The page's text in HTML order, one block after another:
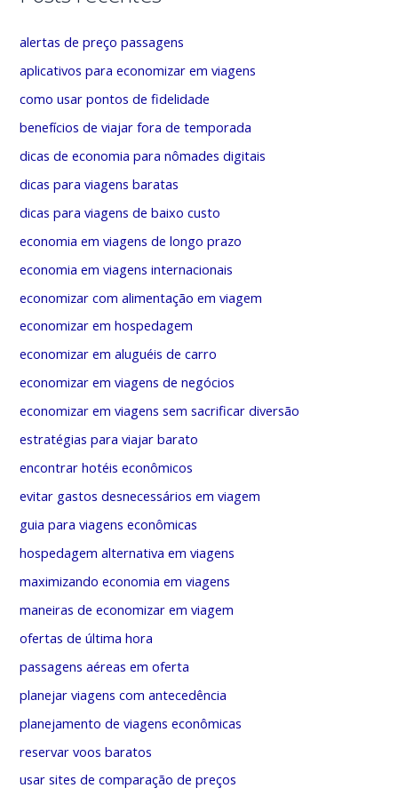
p
o
r
:
g
s
alertas de preço passagens
aplicativos para economizar em viagens
como usar pontos de fidelidade
benefícios de viajar fora de temporada
dicas de economia para nômades digitais
dicas para viagens baratas
dicas para viagens de baixo custo
economia em viagens de longo prazo
economia em viagens internacionais
economizar com alimentação em viagem
economizar em hospedagem
economizar em aluguéis de carro
economizar em viagens de negócios
economizar em viagens sem sacrificar diversão
estratégias para viajar barato
encontrar hotéis econômicos
evitar gastos desnecessários em viagem
guia para viagens econômicas
hospedagem alternativa em viagens
maximizando economia em viagens
maneiras de economizar em viagem
ofertas de última hora
passagens aéreas em oferta
planejar viagens com antecedência
planejamento de viagens econômicas
reservar voos baratos
usar sites de comparação de preços